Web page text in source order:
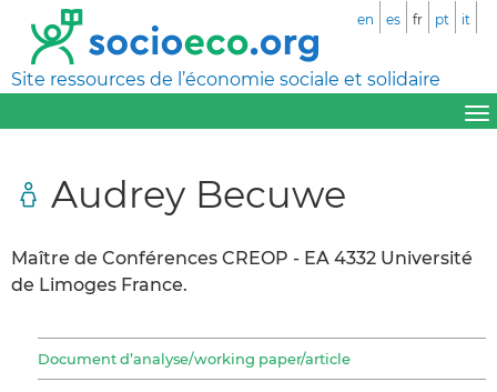
Site ressources de l’économie sociale et solidaire
en es fr pt it
Audrey Becuwe
Maître de Conférences CREOP - EA 4332 Université
de Limoges France.
Document d’analyse/working paper/article